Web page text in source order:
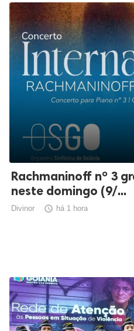
Rachmaninoff nº 3
neste domingo (9/...
Divinor  há 1 hora